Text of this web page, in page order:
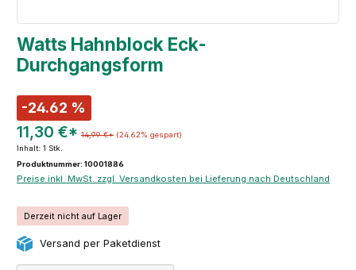
Watts Hahnblock Eck-
Durchgangsform
-24.62 %
11,30 €* 14,99 €* (24.62% gespart)
Inhalt: 1 Stk.
Produktnummer: 10001886
Preise inkl. MwSt. zzgl. Versandkosten bei Lieferung nach Deutschland
Derzeit nicht auf Lager
Versand per Paketdienst